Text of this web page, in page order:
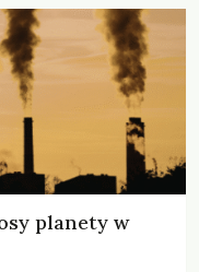
planety w